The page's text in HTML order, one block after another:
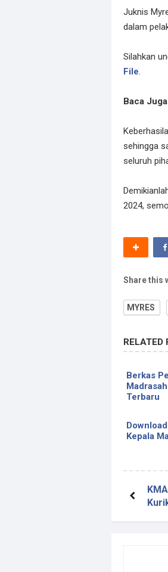
Juknis
dalam
Silahkan
File
Baca
sehingga
seluruh
2024,
Share this
MYRES
RELATED
Berkas
Terbaru
Kepala